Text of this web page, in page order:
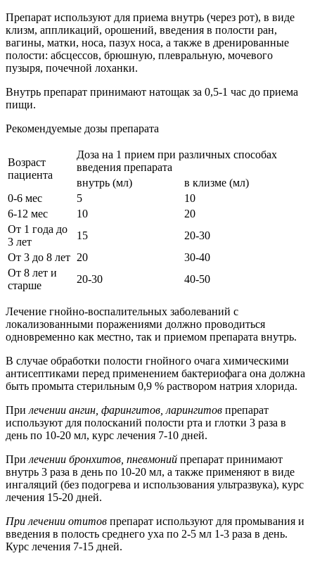
Препарат используют для приема внутрь (через рот), в виде
клизм, аппликаций, орошений, введения в полости ран,
вагины, матки, носа, пазух носа, а также в дренированные
полости: абсцессов, брюшную, плевральную, мочевого
пузыря, почечной лоханки.
Bнутрь препарат принимают натощак за 0,5-1 час до приема
пищи.
Рекомендуемые дозы препарата
Возраст
пациента
Доза на 1 прием при различных способах
введения препарата
внутрь (мл)
в клизме (мл)
0-6 мес
5
10
6-12 мес
10
20
От 1 года до
3 лет
15
20-30
От 3 до 8 лет 20
30-40
От 8 лет и
старше
20-30 40-50
Лечение гнойно-воспалительных заболеваний с
локализованными поражениями должно проводиться
одновременно как местно, так и приемом препарата внутрь.
В случае обработки полости гнойного очага химическими
антисептиками перед применением бактериофага она должна
быть промыта стерильным 0,9 % раствором натрия хлорида.
При лечении ангин, фарингитов, ларингитов препарат
используют для полосканий полости рта и глотки 3 раза в
день по 10-20 мл, курс лечения 7-10 дней.
При лечении бронхитов, пневмоний препарат принимают
внутрь 3 раза в день по 10-20 мл, а также применяют в виде
ингаляций (без подогрева и использования ультразвука), курс
лечения 15-20 дней.
При лечении отитов препарат используют для промывания и
введения в полость среднего уха по 2-5 мл 1-3 раза в день.
Курс лечения 7-15 дней.